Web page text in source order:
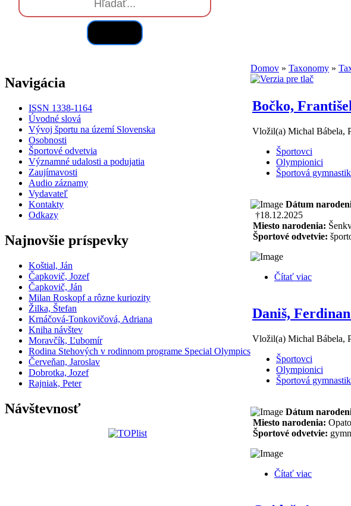
Navigácia
ISSN 1338-1164
Úvodné slová
Vývoj športu na území Slovenska
Osobnosti
Športové odvetvia
Významné udalosti a podujatia
Zaujímavosti
Audio záznamy
Vydavateľ
Kontakty
Odkazy
Najnovšie príspevky
Koštial, Ján
Čapkovič, Jozef
Čapkovič, Ján
Milan Roskopf a rôzne kuriozity
Žilka, Štefan
Krnáčová-Tonkovičová, Adriana
Kniha návštev
Moravčík, Ľubomír
Rodina Stehových v rodinnom programe Special Olympics
Červeňan, Jaroslav
Dobrotka, Jozef
Rajniak, Peter
Návštevnosť
Domov » Taxonomy »
Bočko,
Vložil(a) Michal Bábela,
Športovci
Olympionici
Športová
Dátum
†18.12.2025
Miesto narodenia:
Športové odvetvie:
Čítať viac
Daniš,
Vložil(a) Michal Bábela,
Športovci
Olympionici
Športová
Dátum
Miesto narodenia:
Športové odvetvie:
Čítať viac